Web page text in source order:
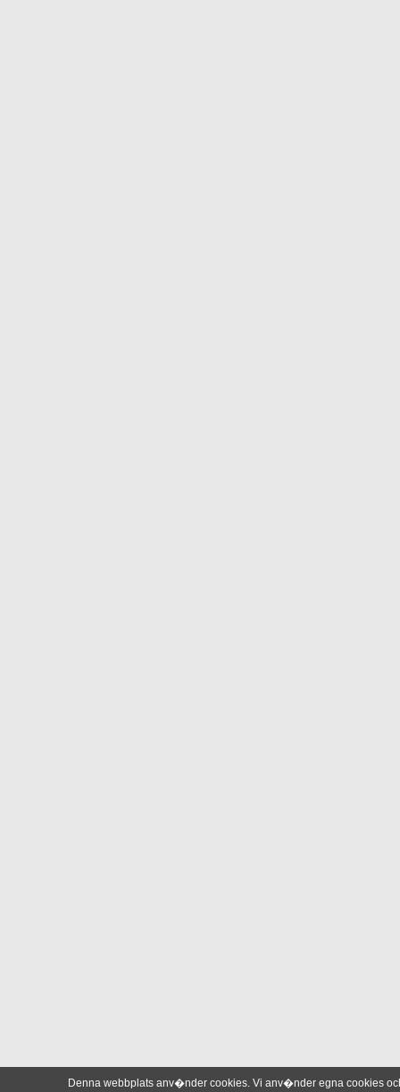
Denna webbplats anv�nder cookies. Vi anv�nder egna cookies